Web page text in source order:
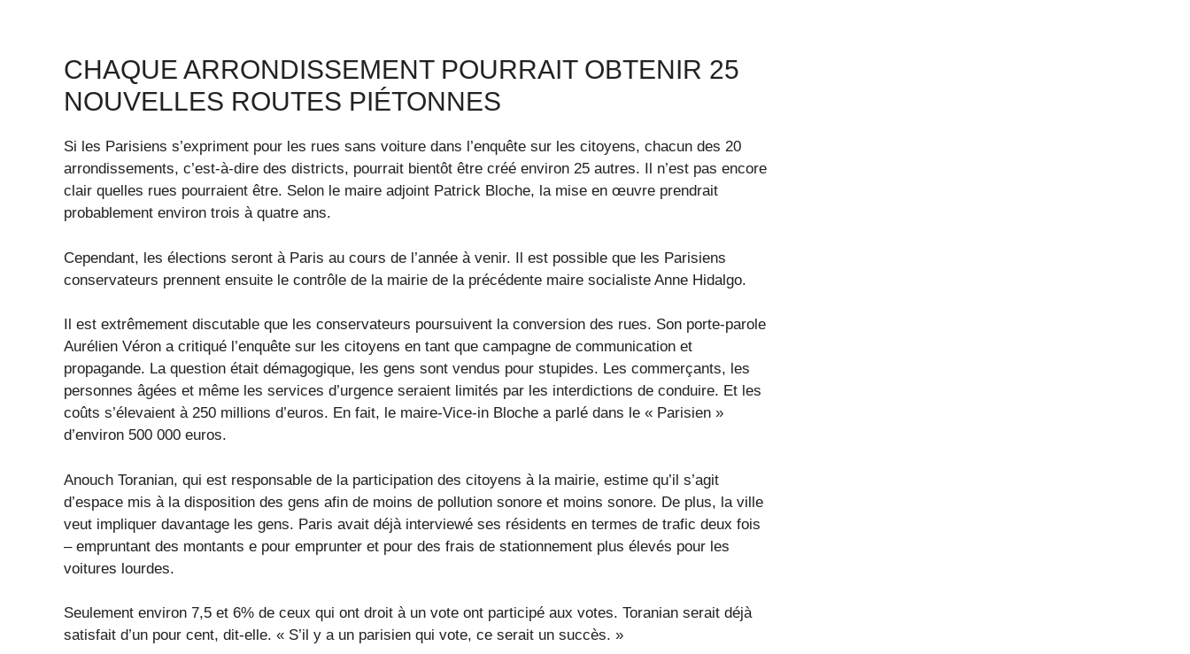
CHAQUE ARRONDISSEMENT POURRAIT OBTENIR 25
NOUVELLES ROUTES PIÉTONNES
Si les Parisiens s’expriment pour les rues sans voiture dans l’enquête sur les citoyens, chacun des 20
arrondissements, c’est-à-dire des districts, pourrait bientôt être créé environ 25 autres. Il n’est pas encore
clair quelles rues pourraient être. Selon le maire adjoint Patrick Bloche, la mise en œuvre prendrait
probablement environ trois à quatre ans.
Cependant, les élections seront à Paris au cours de l’année à venir. Il est possible que les Parisiens
conservateurs prennent ensuite le contrôle de la mairie de la précédente maire socialiste Anne Hidalgo.
Il est extrêmement discutable que les conservateurs poursuivent la conversion des rues. Son porte-parole
Aurélien Véron a critiqué l’enquête sur les citoyens en tant que campagne de communication et
propagande. La question était démagogique, les gens sont vendus pour stupides. Les commerçants, les
personnes âgées et même les services d’urgence seraient limités par les interdictions de conduire. Et les
coûts s’élevaient à 250 millions d’euros. En fait, le maire-Vice-in Bloche a parlé dans le « Parisien »
d’environ 500 000 euros.
Anouch Toranian, qui est responsable de la participation des citoyens à la mairie, estime qu’il s’agit
d’espace mis à la disposition des gens afin de moins de pollution sonore et moins sonore. De plus, la ville
veut impliquer davantage les gens. Paris avait déjà interviewé ses résidents en termes de trafic deux fois
– empruntant des montants e pour emprunter et pour des frais de stationnement plus élevés pour les
voitures lourdes.
Seulement environ 7,5 et 6% de ceux qui ont droit à un vote ont participé aux votes. Toranian serait déjà
satisfait d’un pour cent, dit-elle. « S’il y a un parisien qui vote, ce serait un succès. »